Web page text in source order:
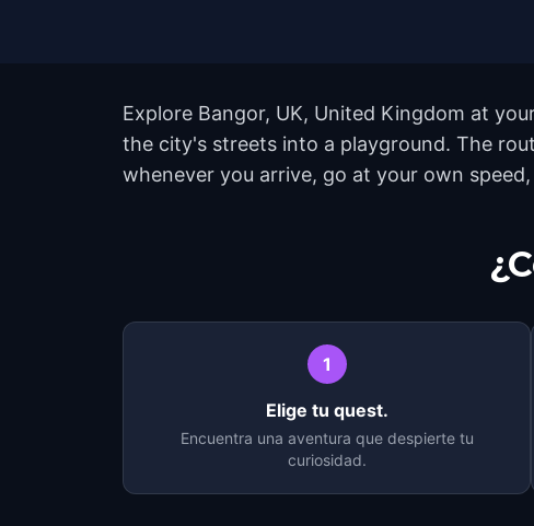
Explore Bangor, UK, United Kingdom at
the city's streets into a playground. The
whenever you arrive, go at your own
1
Elige tu quest.
Encuentra una aventura que despierte tu
curiosidad.